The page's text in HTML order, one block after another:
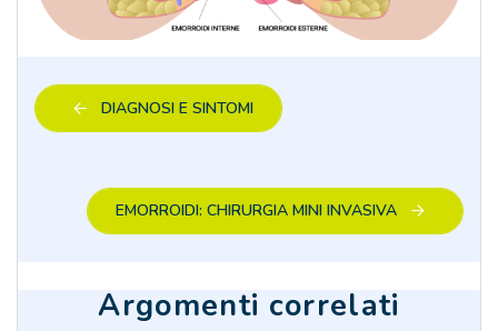
DIAGNOSI E SINTOMI
EMORROIDI: CHIRURGIA MINI INVASIVA
Argomenti correlati